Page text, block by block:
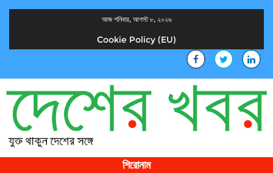
আজ শনিবার, আগস্ট ৮, ২০২৬
Cookie Policy (EU)
শিরোনাম